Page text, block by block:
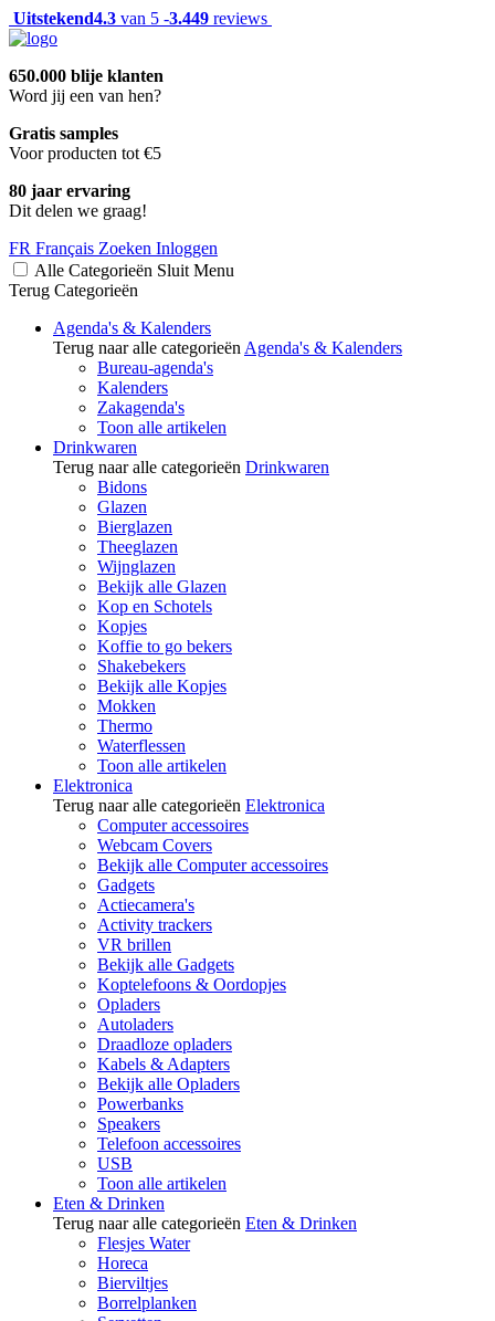
Uitstekend4.3 van 5 -3.449 reviews
650.000 blije klanten
Word jij een van hen?
Gratis samples
Voor producten tot €5
80 jaar ervaring
Dit delen we graag!
FR Français Zoeken Inloggen
Alle Categorieën Sluit Menu
Terug Categorieën
Agenda's & Kalenders
Terug naar alle categorieën Agenda's & Kalenders
Bureau-agenda's
Kalenders
Zakagenda's
Toon alle artikelen
Drinkwaren
Terug naar alle categorieën Drinkwaren
Bidons
Glazen
Bierglazen
Theeglazen
Wijnglazen
Bekijk alle Glazen
Kop en Schotels
Kopjes
Koffie to go bekers
Shakebekers
Bekijk alle Kopjes
Mokken
Thermo
Waterflessen
Toon alle artikelen
Elektronica
Terug naar alle categorieën Elektronica
Computer accessoires
Webcam Covers
Bekijk alle Computer accessoires
Gadgets
Actiecamera's
Activity trackers
VR brillen
Bekijk alle Gadgets
Koptelefoons & Oordopjes
Opladers
Autoladers
Draadloze opladers
Kabels & Adapters
Bekijk alle Opladers
Powerbanks
Speakers
Telefoon accessoires
USB
Toon alle artikelen
Eten & Drinken
Terug naar alle categorieën Eten & Drinken
Flesjes Water
Horeca
Bierviltjes
Borrelplanken